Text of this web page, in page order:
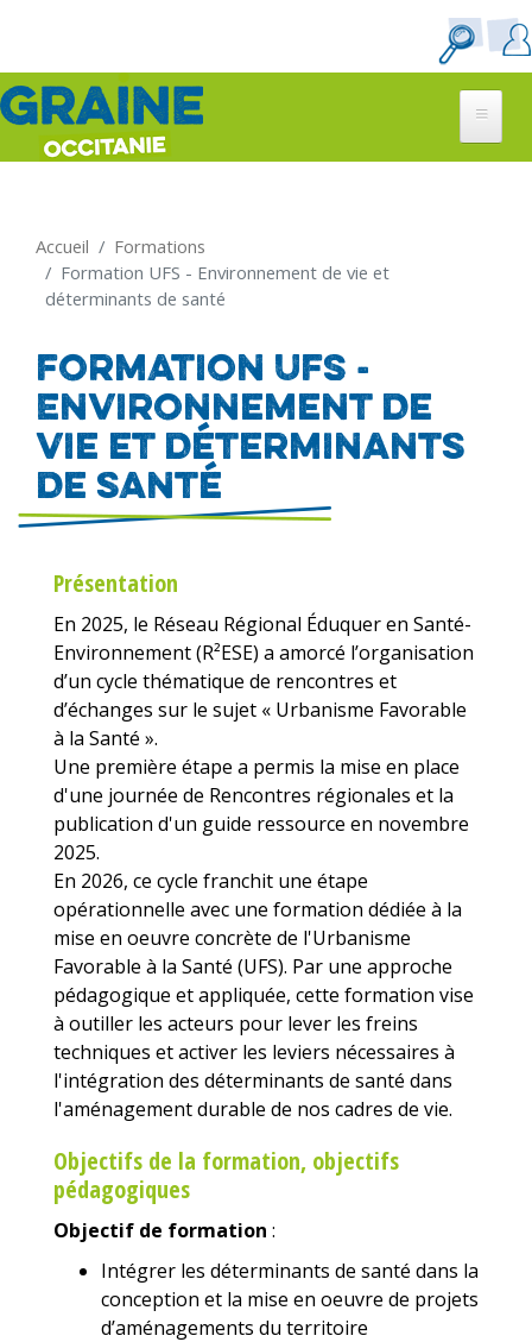
contenu
Accueil
Formations
Formation UFS - Environnement de vie et
déterminants de santé
Formation UFS -
Environnement de
vie et déterminants
de santé
Présentation
En 2025, le Réseau Régional Éduquer en Santé-
Environnement (R²ESE) a amorcé l’organisation
d’un cycle thématique de rencontres et
d’échanges sur le sujet « Urbanisme Favorable
à la Santé ».
Une première étape a permis la mise en place
d'une journée de Rencontres régionales et la
publication d'un guide ressource en novembre
2025.
En 2026, ce cycle franchit une étape
opérationnelle avec une formation dédiée à la
mise en oeuvre concrète de l'Urbanisme
Favorable à la Santé (UFS). Par une approche
pédagogique et appliquée, cette formation vise
à outiller les acteurs pour lever les freins
techniques et activer les leviers nécessaires à
l'intégration des déterminants de santé dans
l'aménagement durable de nos cadres de vie.
Objectifs de la formation, objectifs
pédagogiques
Objectif de formation :
Intégrer les déterminants de santé dans la
conception et la mise en oeuvre de projets
d’aménagements du territoire